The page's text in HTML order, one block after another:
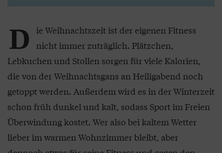
D ie Weihnachtszeit ist der eigenen Fitness
nicht immer zuträglich. Plätzchen,
Lebkuchen und Stollen sorgen für viele Kalorien,
die von der Weihnachtsgans an Heiligabend noch
getoppt werden. Außerdem wird es in der Winterzeit
schon früh dunkel und kalt, sodass Sport im Freien
Überwindung kostet. Wer also bei kaltem Wetter
lieber im warmen Wohnzimmer bleibt, aber